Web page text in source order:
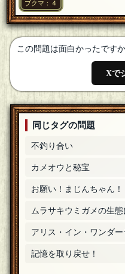
天童 魔子
失礼いたしましたのです
天童 魔子
オリオンさん ようこそ
[☆シンディ]
タグ付けついでに参加
の方角はあってますか
正感謝です(O□O)ゞ[編集済] [18
天童 魔子
18:52]
イナーシャ
oh～ そうなのですか～
天童 魔子
日 18:46]
ブクマ：４
この問題は面白かったです
Xで
同じタグの問題
不釣り合い
カメオウと秘宝
お願い！まじんちゃん！
ムラサキウミガメの生
アリス・イン・ワンダー
記憶を取り戻せ！